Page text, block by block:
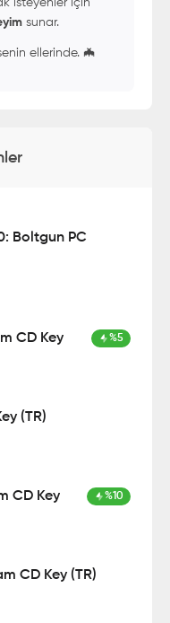
isteyenler için
sunar.
ellerinde. 🦇
Boltgun PC
CD Key %5
(TR)
CD Key % 10
CD Key (TR)